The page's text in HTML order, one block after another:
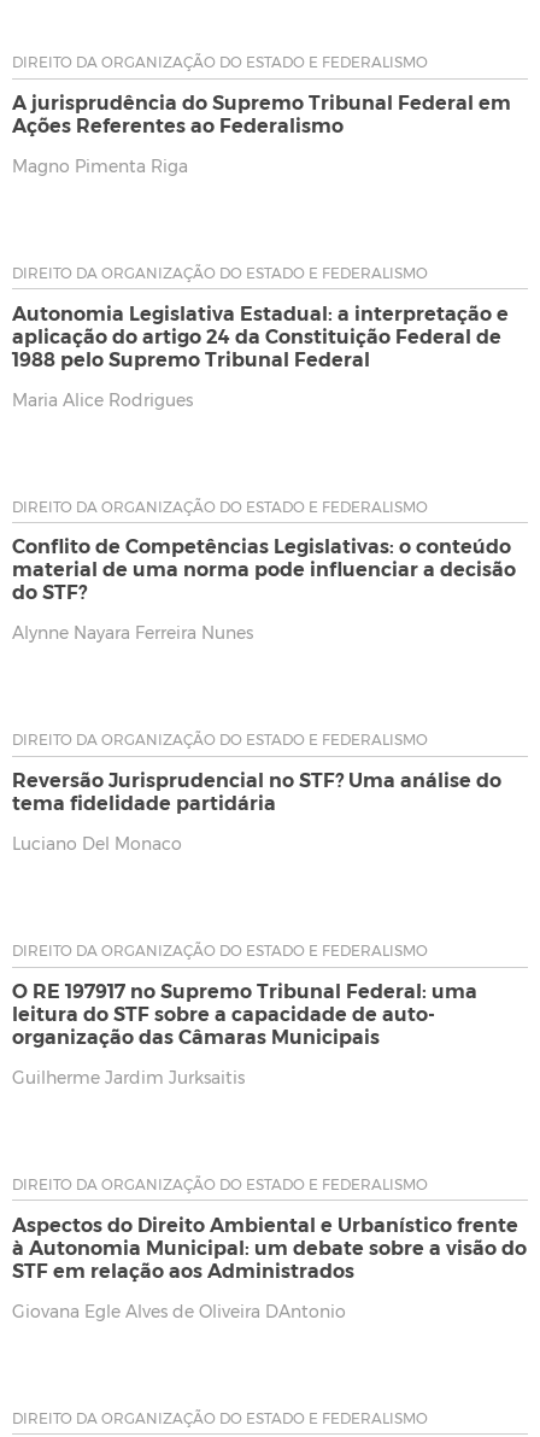
DIREITO DA ORGANIZAÇÃO DO ESTADO E FEDERALISMO
A jurisprudência do Supremo Tribunal Federal em
Ações Referentes ao Federalismo
Magno Pimenta Riga
DIREITO DA ORGANIZAÇÃO DO ESTADO E FEDERALISMO
Autonomia Legislativa Estadual: a interpretação e
aplicação do artigo 24 da Constituição Federal de
1988 pelo Supremo Tribunal Federal
Maria Alice Rodrigues
DIREITO DA ORGANIZAÇÃO DO ESTADO E FEDERALISMO
Conflito de Competências Legislativas: o conteúdo
material de uma norma pode influenciar a decisão
do STF?
Alynne Nayara Ferreira Nunes
DIREITO DA ORGANIZAÇÃO DO ESTADO E FEDERALISMO
Reversão Jurisprudencial no STF? Uma análise do
tema fidelidade partidária
Luciano Del Monaco
DIREITO DA ORGANIZAÇÃO DO ESTADO E FEDERALISMO
O RE 197917 no Supremo Tribunal Federal:­ uma
leitura do STF sobre a capacidade de auto­-
organização das Câmaras Municipais
Guilherme Jardim Jurksaitis
DIREITO DA ORGANIZAÇÃO DO ESTADO E FEDERALISMO
Aspectos do Direito Ambiental e Urbanístico frente
à Autonomia Municipal: um debate sobre a visão do
STF em relação aos Administrados
Giovana Egle Alves de Oliveira DAntonio
DIREITO DA ORGANIZAÇÃO DO ESTADO E FEDERALISMO